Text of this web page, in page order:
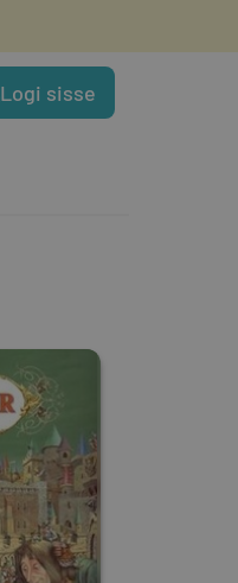
Logi sisse